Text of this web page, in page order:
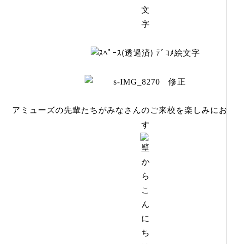
アミューズの先輩たちがみなさんのご来校を楽しみに
す